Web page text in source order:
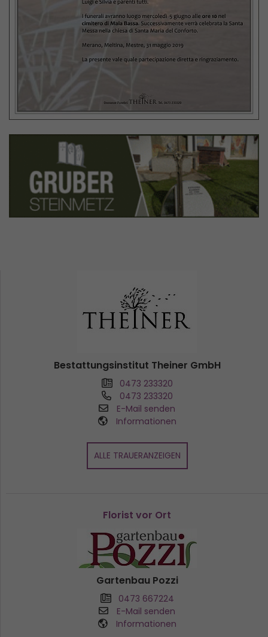
Bestattungsinstitut Theiner GmbH
0473 233320
0473 233320
E-Mail senden
Informationen
ALLE TRAUERANZEIGEN
Florist vor Ort
Gartenbau Pozzi
0473 667224
E-Mail senden
Informationen